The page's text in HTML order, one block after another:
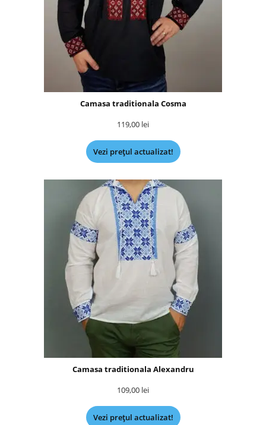
Camasa traditionala Cosma
119,00 lei
Vezi prețul actualizat!
Camasa traditionala Alexandru
109,00 lei
Vezi prețul actualizat!